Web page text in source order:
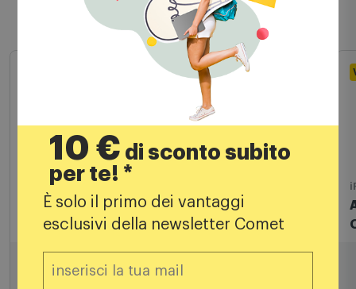
Prodotti simili
Diffusori
Jbl Diffusore compatto waterproof e
antiurto Jblgo5blu Blu
49,99
10 € di sconto subito
per te! *
È solo il primo dei vantaggi
esclusivi della newsletter Comet